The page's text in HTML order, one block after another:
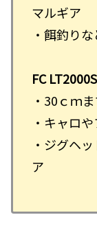
マルギア
・餌釣り
FC
・30ｃｍ
・キャロ
・ジグヘ
ア